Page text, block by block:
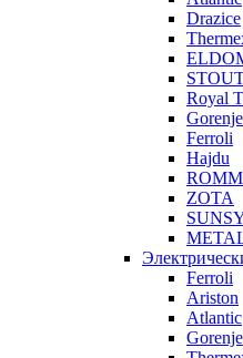
Drazice
Royal
Gorenje
Ferroli
Hajdu
ZOTA
Ferroli
Ariston
Atlantic
Gorenje